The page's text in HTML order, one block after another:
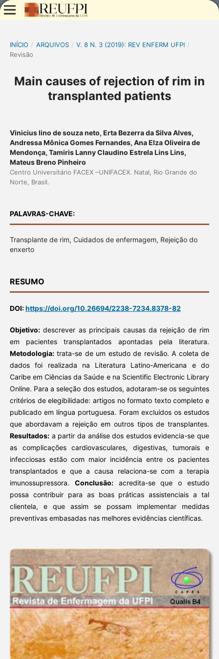
INÍCIO / ARQUIVOS / V. 8 N. 3 (2019): REV ENFERM UFPI /
Revisão
Main causes of rejection of rim in
transplanted patients
Vinicius lino de souza neto, Erta Bezerra da Silva Alves,
Andressa Mônica Gomes Fernandes, Ana Elza Oliveira de
Mendonça, Tamiris Lanny Claudino Estrela Lins Lins,
Mateus Breno Pinheiro
Centro Universitário FACEX –UNIFACEX. Natal, Rio Grande do
Norte, Brasil.
PALAVRAS-CHAVE:
Transplante de rim, Cuidados de enfermagem, Rejeição do
enxerto
RESUMO
DOI:https://doi.org/10.26694/2238-7234.8378-82
Objetivo:descrever as principais causas da rejeição de rim
em pacientes transplantados apontadas pela literatura.
Metodologia:trata-se de um estudo de revisão. A coleta de
dados foi realizada na Literatura Latino-Americana e do
Caribe em Ciências da Saúde e na Scientific Electronic Library
Online. Para a seleção dos estudos, adotaram-se os seguintes
critérios de elegibilidade: artigos no formato texto completo e
publicado em língua portuguesa. Foram excluídos os estudos
que abordavam a rejeição em outros tipos de transplantes.
Resultados:a partir da análise dos estudos evidencia-se que
as complicações cardiovasculares, digestivas, tumorais e
infecciosas estão com maior incidência entre os pacientes
transplantados e que a causa relaciona-se com a terapia
imunossupressora. Conclusão:acredita-se que o estudo
possa contribuir para as boas práticas assistenciais a tal
clientela, e que assim se possam implementar medidas
preventivas embasadas nas melhores evidências científicas.